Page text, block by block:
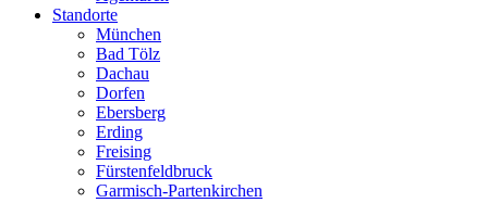
Standorte
München
Bad Tölz
Dachau
Dorfen
Ebersberg
Erding
Freising
Fürstenfeldbruck
Garmisch-Partenkirchen